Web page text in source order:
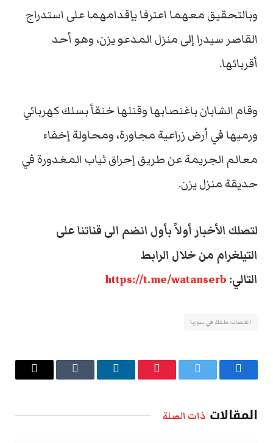
وبالتحقيق معهما اعترفا بإقدامهما على استدراج
القاصر سيدرا إلى منزل المدعو يزن، وهو أحد
أقربائها.
وقام الشابان باغتصابها وقتلها خنقاً بسلك كهربائي
ورميها في أرض زراعية مجاورة، ومحاولة إخفاء
معالم الجريمة عن طريق إحراق ثياب المغدورة في
حديقة منزل يزن.
لتصلك الأخبار أولاً بأول انضم الى قناتنا على
التيلغرام من خلال الرابط
التالي: https://t.me/watanserb
اغتصاب طفلة في سوريا
فيسبوك تويتر بينتيريستلينكدإن Tumblr
البريد
المقالات ذات الصلة